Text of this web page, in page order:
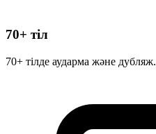
70+ тіл
70+ тілде аударма және дубляж.